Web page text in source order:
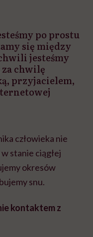
po prostu
się między
jesteśmy
chwilę
przyjacielem,
człowieka nie
stanie ciągłej
okresów
snu.
kontaktem z